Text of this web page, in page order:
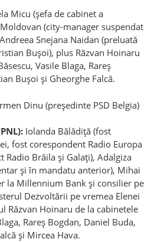
Micu (șefa de cabinet a
(city-manager suspendat
Snejana Naidan (preluată
Bușoi), plus Răzvan Hoinaru
Vasile Blaga, Rareș
Bușoi și Gheorghe Falcă.
Dinu (președinte PSD Belgia)
Iolanda Bălădiță (fost
fost corespondent Radio Europa
Radio Brăila și Galați), Adalgiza
și în mandatu anterior), Mihai
la Millennium Bank și consilier pe
Dezvoltării pe vremea Elenei
Răzvan Hoinaru de la cabinetele
Rareș Bogdan, Daniel Buda,
și Mircea Hava.